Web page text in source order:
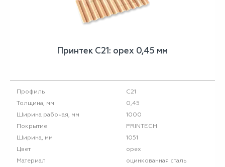
Принтек С21: орех 0,45 мм
Профиль
С21
Толщина, мм
0,45
Ширина рабочая, мм
1000
Покрытие
PRINTECH
Ширина, мм
1051
Цвет
орех
Материал
оцинкованная сталь